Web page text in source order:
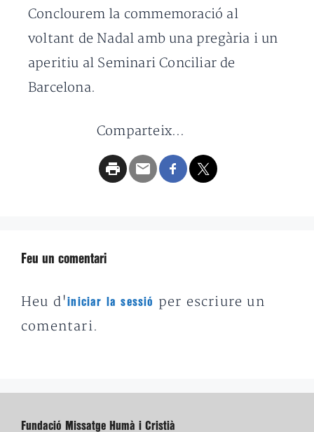
Conclourem la commemoració al
voltant de Nadal amb una pregària i un
aperitiu al Seminari Conciliar de
Barcelona.
Comparteix...
Feu un comentari
Heu d'iniciar la sessió
per escriure un
comentari.
Fundació Missatge Humà i Cristià